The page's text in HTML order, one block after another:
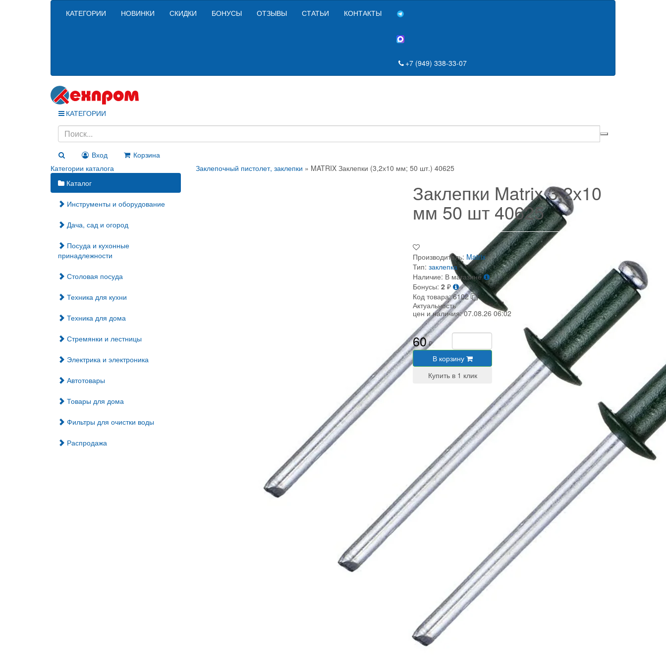
КАТЕГОРИИ НОВИНКИ СКИДКИ БОНУСЫ ОТЗЫВЫ СТАТЬИ КОНТАКТЫ
+7 (949) 338-33-07
КАТЕГОРИИ
Вход
Корзина
Категории каталога
Каталог
Инструменты и оборудование
Дача, сад и огород
Посуда и кухонные
принадлежности
Столовая посуда
Техника для кухни
Техника для дома
Стремянки и лестницы
Электрика и электроника
Автотовары
Товары для дома
Фильтры для очистки воды
Распродажа
Заклепочный пистолет, заклепки » MATRIX Заклепки (3,2х10 мм; 50 шт.) 40625
Заклепки Matrix 3,2х10
мм 50 шт 40625
Производитель: Matrix
Тип: заклепка
Наличие: В магазине
Бонусы: 2 ₽
Код товара:6102
Актуальность
цен и наличия:07.08.26 06:02
60₽
В корзину